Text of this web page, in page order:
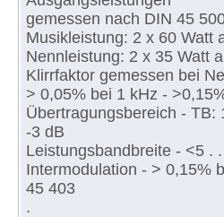
gemessen nach DIN 45
Musikleistung: 2 x 60 Watt
Nennleistung: 2 x 35 Watt
Klirrfaktor gemessen bei
> 0,05% bei 1 kHz -
Übertragungsbereich - TB:
-3 dB
Leistungsbandbreite - <5 .
Intermodulation - > 0,15%
45 403
.